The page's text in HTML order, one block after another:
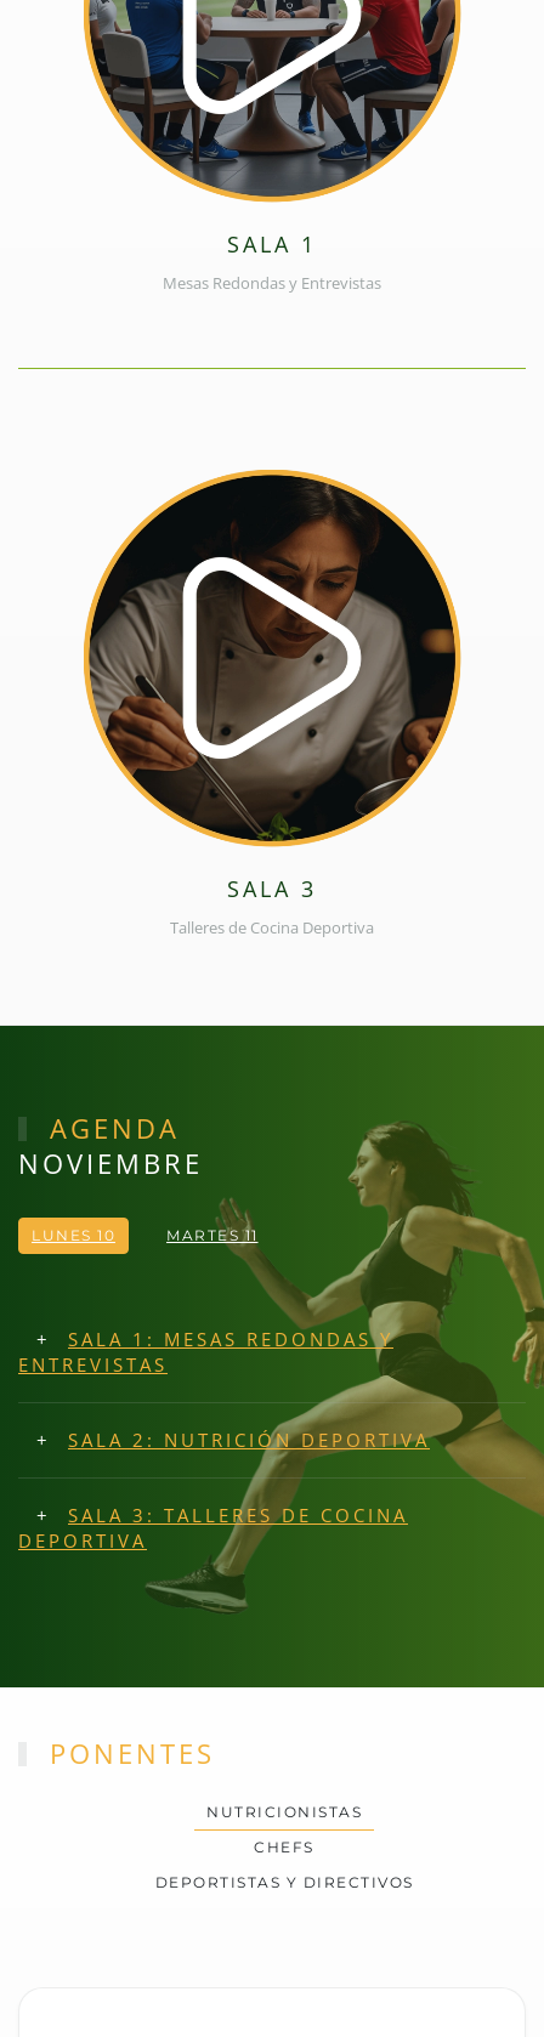
SALA 1
Mesas Redondas y Entrevistas
SALA 3
Talleres de Cocina Deportiva
AGENDA
NOVIEMBRE
LUNES 10 MARTES 11
SALA 1: MESAS REDONDAS Y
ENTREVISTAS
SALA 2: NUTRICIÓN DEPORTIVA
SALA 3: TALLERES DE COCINA
DEPORTIVA
PONENTES
NUTRICIONISTAS
CHEFS
DEPORTISTAS Y DIRECTIVOS